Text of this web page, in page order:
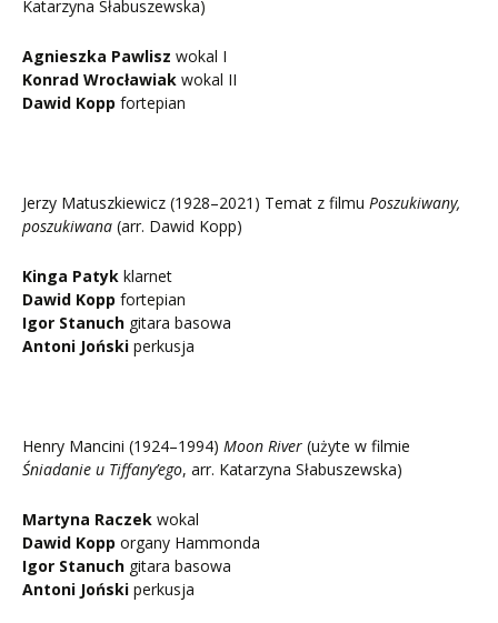
Katarzyna Słabuszewska)
Agnieszka Pawlisz wokal I
Konrad Wrocławiak wokal II
Dawid Kopp fortepian
Jerzy Matuszkiewicz (1928–2021) Temat z filmu Poszukiwany,
poszukiwana (arr. Dawid Kopp)
Kinga Patyk klarnet
Dawid Kopp fortepian
Igor Stanuch gitara basowa
Antoni Joński perkusja
Henry Mancini (1924–1994) Moon River (użyte w filmie
Śniadanie u Tiffany’ego, arr. Katarzyna Słabuszewska)
Martyna Raczek wokal
Dawid Kopp organy Hammonda
Igor Stanuch gitara basowa
Antoni Joński perkusja